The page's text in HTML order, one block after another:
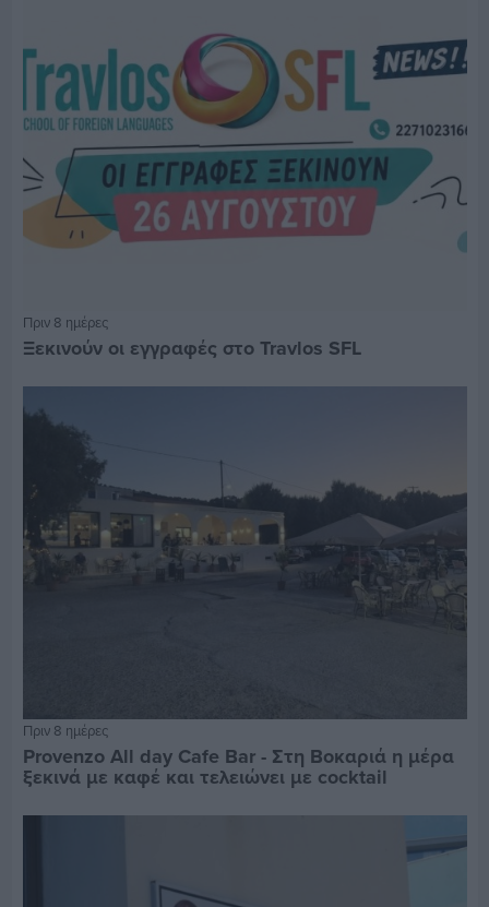
Πριν 8 ημέρες
Ξεκινούν οι εγγραφές στο Travlos SFL
Πριν 8 ημέρες
Provenzo All day Cafe Bar - Στη Βοκαριά η μέρα
ξεκινά με καφέ και τελειώνει με cocktail